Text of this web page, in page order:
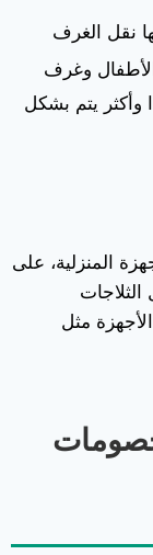
نقل الغرف
وغرف
وأكثر يتم بشكل
المنزلية، على
مثل